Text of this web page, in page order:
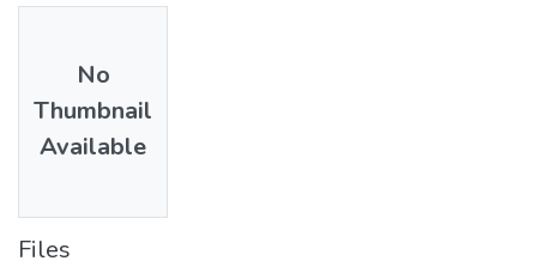
No
Thumbnail
Available
Files